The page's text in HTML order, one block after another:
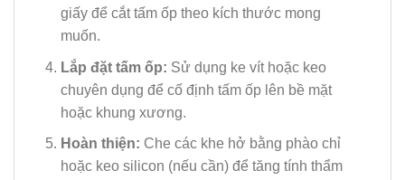
giấy để cắt tấm ốp theo kích thước mong
muốn.
Lắp đặt tấm ốp: Sử dụng ke vít hoặc keo
chuyên dụng để cố định tấm ốp lên bề mặt
hoặc khung xương.
Hoàn thiện: Che các khe hở bằng phào chỉ
hoặc keo silicon (nếu cần) để tăng tính thẩm